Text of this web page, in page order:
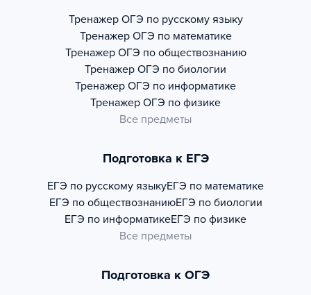
Тренажер ОГЭ по русскому языку
Тренажер ОГЭ по математике
Тренажер ОГЭ по обществознанию
Тренажер ОГЭ по биологии
Тренажер ОГЭ по информатике
Тренажер ОГЭ по физике
Все предметы
Подготовка к ЕГЭ
ЕГЭ по русскому языкуЕГЭ по математике
ЕГЭ по обществознаниюЕГЭ по биологии
ЕГЭ по информатикеЕГЭ по физике
Все предметы
Подготовка к ОГЭ